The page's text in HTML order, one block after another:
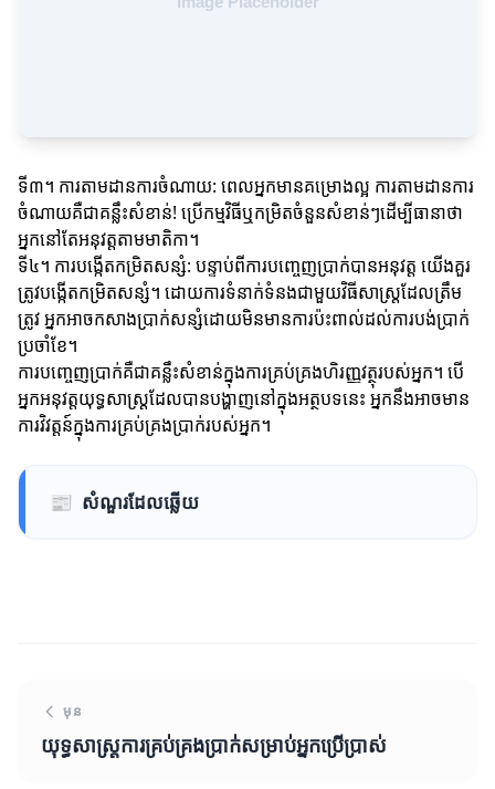
ទី៣។ ការតាមដានការចំណាយ: ពេលអ្នកមានគម្រោងល្អ ការតាមដានការ
ចំណាយគឺជាគន្លឹះសំខាន់! ប្រើកម្មវិធីឬកម្រិតចំនួនសំខាន់ៗដើម្បីធានាថា
អ្នកនៅតែអនុវត្តតាមមាតិកា។
ទី៤។ ការបង្កើតកម្រិតសន្សំ: បន្ទាប់ពីការបញ្ចេញប្រាក់បានអនុវត្ត យើងគួរ
ត្រូវបង្កើតកម្រិតសន្សំ។ ដោយការទំនាក់ទំនងជាមួយវិធីសាស្ត្រដែលត្រឹម
ត្រូវ អ្នកអាចកសាងប្រាក់សន្សំដោយមិនមានការប៉ះពាល់ដល់ការបង់ប្រាក់
ប្រចាំខែ។
ការបញ្ចេញប្រាក់គឺជាគន្លឹះសំខាន់ក្នុងការគ្រប់គ្រងហិរញ្ញវត្ថុរបស់អ្នក។ បើ
អ្នកអនុវត្តយុទ្ធសាស្ត្រដែលបានបង្ហាញនៅក្នុងអត្ថបទនេះ អ្នកនឹងអាចមាន
ការវិវត្តន៍ក្នុងការគ្រប់គ្រងប្រាក់របស់អ្នក។
📰 សំណួរដែលឆ្លើយ
មុន
យុទ្ធសាស្ត្រការគ្រប់គ្រងប្រាក់សម្រាប់អ្នកប្រើប្រាស់